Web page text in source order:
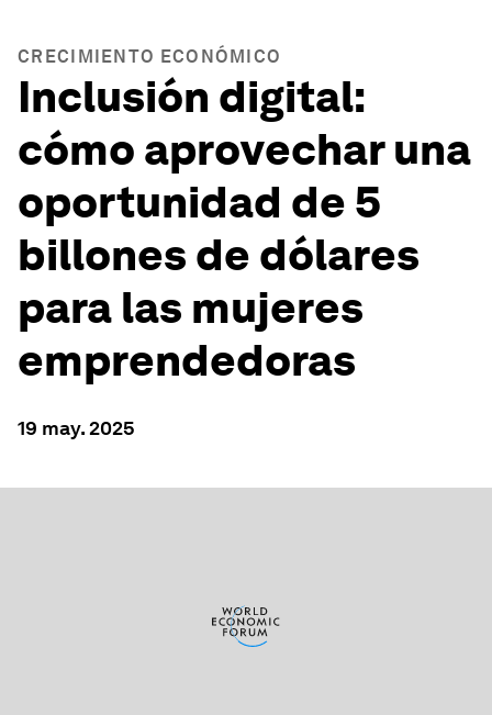
CRECIMIENTO ECONÓMICO
Inclusión digital:
cómo aprovechar una
oportunidad de 5
billones de dólares
para las mujeres
emprendedoras
19 may. 2025